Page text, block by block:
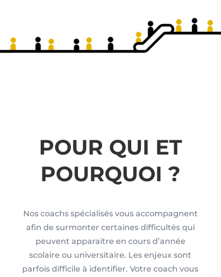
POUR QUI ET
POURQUOI ?
Nos coachs spécialisés vous accompagnent
afin de surmonter certaines difficultés qui
peuvent apparaitre en cours d’année
scolaire ou universitaire. Les enjeux sont
parfois difficile à identifier. Votre coach vous